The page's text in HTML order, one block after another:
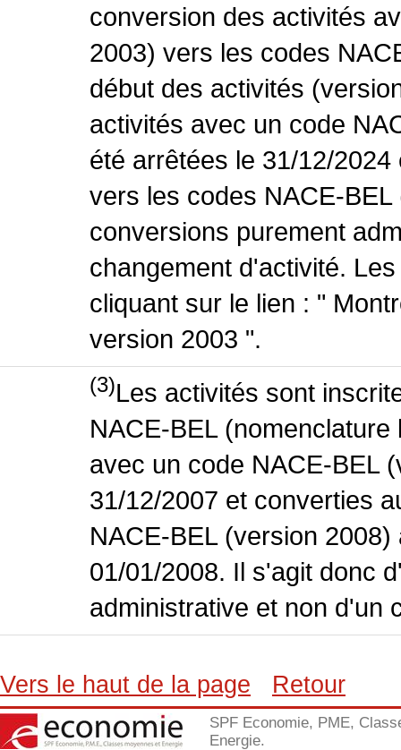
conversion des activités
2003) vers les codes
début des activités
activités avec un code
été arrêtées le 31/12/
vers les codes NACE-
conversions purement
changement d'activité.
cliquant sur le lien : "
version 2003 ".
(3)Les activités sont
NACE-BEL
avec un code NACE-BEL
31/12/2007 et converties
NACE-BEL (version
01/01/2008. Il s'agit donc
administrative et non d'un
Vers le haut de la page Retour
SPF Economie, PME,
Energie.